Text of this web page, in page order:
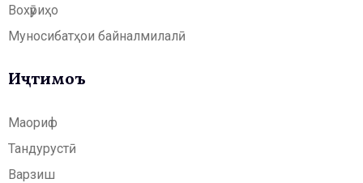
Вохӯриҳо
Муносибатҳои байналмилалӣ
Иҷтимоъ
Маориф
Тандурустӣ
Варзиш